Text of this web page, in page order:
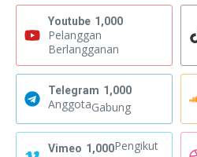
Youtube 1,000
Pelanggan
Berlangganan
Telegram 1,000
AnggotaGabung
Vimeo 1,000Pengikut